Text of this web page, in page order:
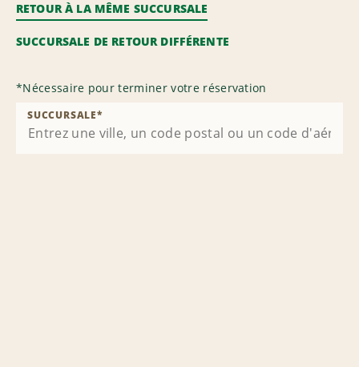
RETOUR À LA MÊME SUCCURSALE
SUCCURSALE DE RETOUR DIFFÉRENTE
*Nécessaire pour terminer votre réservation
SUCCURSALE*